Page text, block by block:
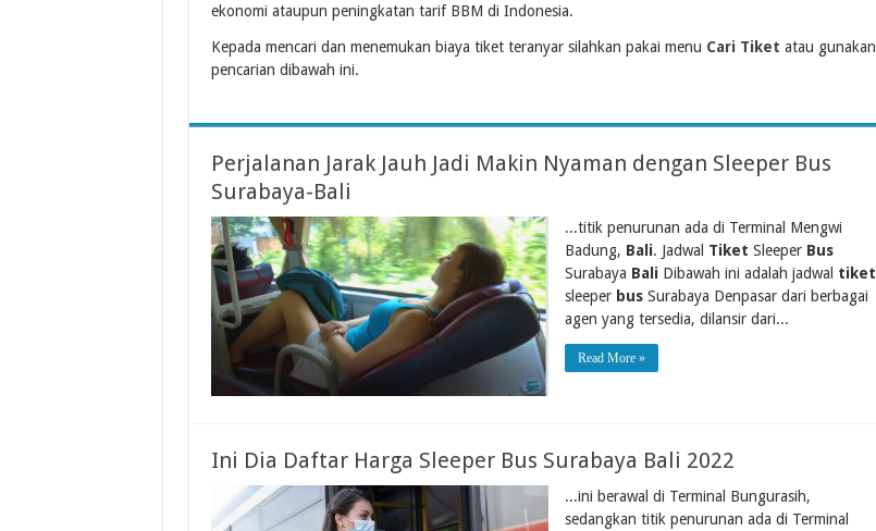
ekonomi ataupun peningkatan tarif BBM di Indonesia.
Kepada mencari dan menemukan biaya tiket teranyar silahkan pakai menu Cari Tiket atau gunakan
pencarian dibawah ini.
Perjalanan Jarak Jauh Jadi Makin Nyaman dengan Sleeper Bus
Surabaya-Bali
...titik penurunan ada di Terminal Mengwi
Badung, Bali. Jadwal Tiket Sleeper Bus
Surabaya BaliDibawah ini adalah jadwal tiket
sleeper busSurabaya Denpasar dari berbagai
agen yang tersedia, dilansir dari...
Read More »
Ini Dia Daftar Harga Sleeper Bus Surabaya Bali 2022
...ini berawal di Terminal Bungurasih,
sedangkan titik penurunan ada di Terminal